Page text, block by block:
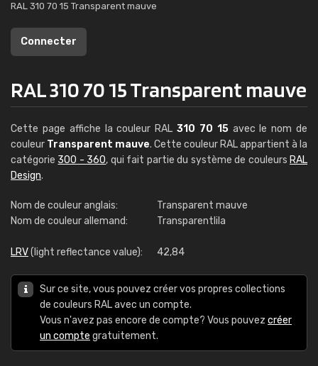
RAL 310 70 15 Transparent mauve
Connecter
RAL 310 70 15 Transparent mauve
Cette page affiche la couleur RAL 310 70 15avec le nom de
couleur Transparent mauve. Cette couleur RAL appartient à la
catégorie 300 - 360, qui fait partie du système de couleurs RAL
Design.
Nom de couleur anglais:
Transparent mauve
Nom de couleur allemand:
Transparentlila
LRV(light reflectance value): 42,84
Sur ce site, vous pouvez créer vos propres collections
de couleurs RAL avec un compte.
Vous n'avez pas encore de compte? Vous pouvez créer
un compte gratuitement.